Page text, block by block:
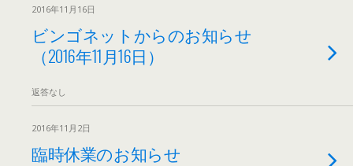
2016年11月16日
ビンゴネットからのお知らせ
（2016年11月16日）
返答なし
2016年11月2日
臨時休業のお知らせ